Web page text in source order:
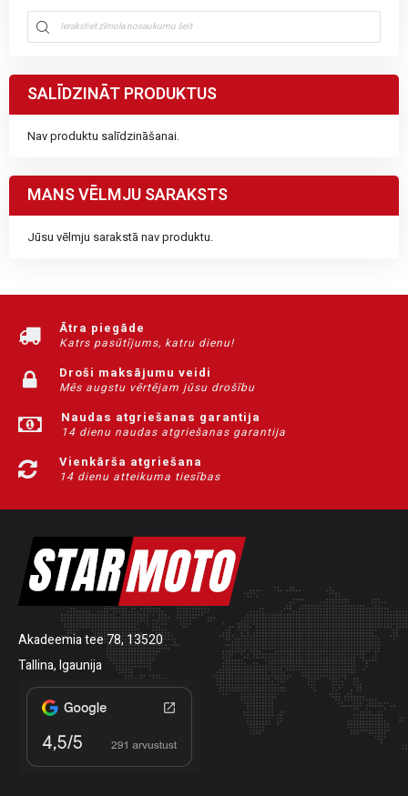
SALĪDZINĀT PRODUKTUS
Nav produktu salīdzināšanai.
MANS VĒLMJU SARAKSTS
Jūsu vēlmju sarakstā nav produktu.
Ātra piegāde
Katrs pasūtījums, katru dienu!
Droši maksājumu veidi
Mēs augstu vērtējam jūsu drošību
Naudas atgriešanas garantija
14 dienu naudas atgriešanas garantija
Vienkārša atgriešana
14 dienu atteikuma tiesības
Akadeemia tee 78, 13520
Tallina, Igaunija